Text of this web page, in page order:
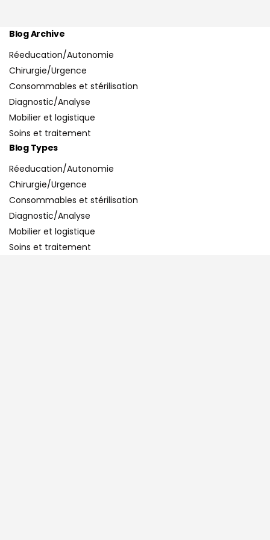
Blog Archive
Réeducation/Autonomie
Chirurgie/Urgence
Consommables et stérilisation
Diagnostic/Analyse
Mobilier et logistique
Soins et traitement
Blog Types
Réeducation/Autonomie
Chirurgie/Urgence
Consommables et stérilisation
Diagnostic/Analyse
Mobilier et logistique
Soins et traitement